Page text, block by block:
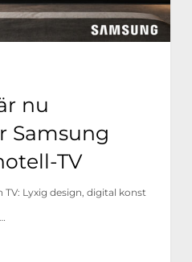
nu
Samsung
TV
TV: Lyxig design, digital konst